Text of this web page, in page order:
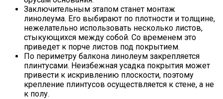
Заключительным этапом станет монтаж
линолеума. Его выбирают по плотности и толщине,
нежелательно использовать несколько листов,
стыкующихся между собой. Со временем это
приведет к порче листов под покрытием.
По периметру балкона линолеум закрепляется
плинтусами. Неизбежная усадка покрытия может
привести к искривлению плоскости, поэтому
крепление плинтусов осуществляется к стене, а не
к полу.